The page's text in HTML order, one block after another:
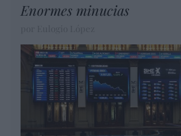
Enormes minucias